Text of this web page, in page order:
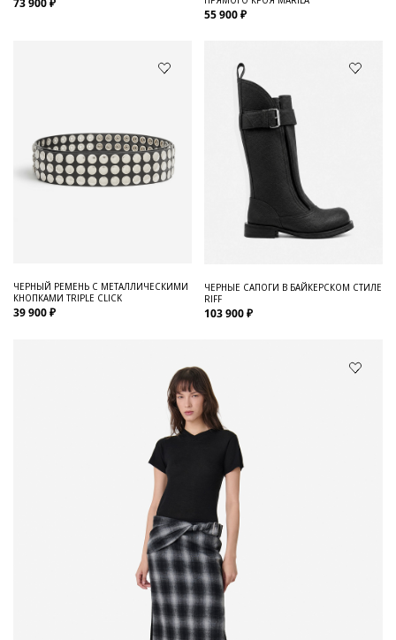
55 900 ₽
ЧЕРНЫЙ РЕМЕНЬ С МЕТАЛЛИЧЕСКИМИ
КНОПКАМИ TRIPLE CLICK
39 900 ₽
ЧЕРНЫЕ САПОГИ В БАЙКЕРСКОМ СТИЛЕ
RIFF
103 900 ₽